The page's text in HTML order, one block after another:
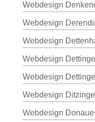
Webdesign
Webdesign
Webdesign
Webdesign
Webdesign
Webdesign
Webdesign